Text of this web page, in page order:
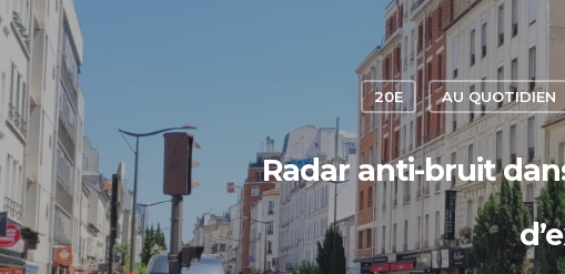
20E AU QUOTIDIEN
Radar anti-bruit